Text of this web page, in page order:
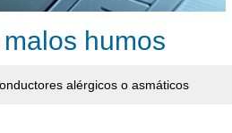
humos
alérgicos o asmáticos